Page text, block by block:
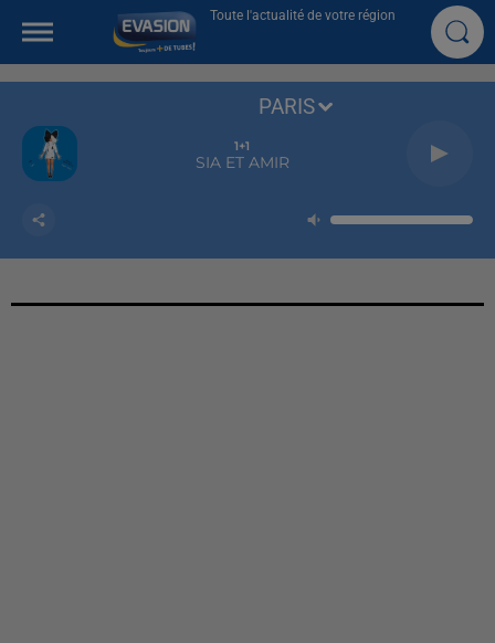
Toute l'actualité de votre région
1+1
SIA ET AMIR
PARIS